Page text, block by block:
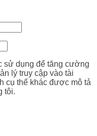
sử dụng để tăng cường
lý truy cập vào tài
cụ thể khác được mô tả
tôi.